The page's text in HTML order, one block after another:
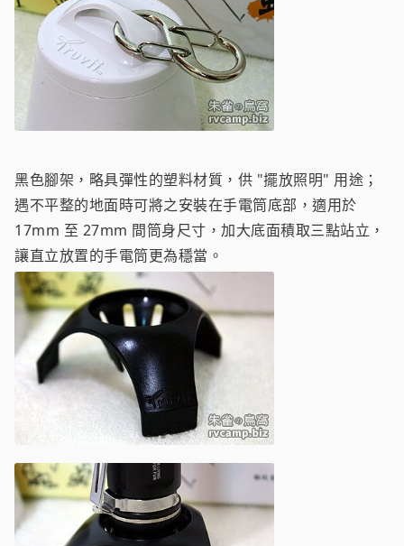
黑色腳架，略具彈性的塑料材質，供 "擺放照明" 用途；
遇不平整的地面時可將之安裝在手電筒底部，適用於
17mm 至 27mm 間筒身尺寸，加大底面積取三點站立，
讓直立放置的手電筒更為穩當。